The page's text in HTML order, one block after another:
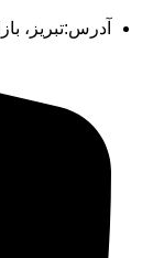
آدرس:تبریز، بازار